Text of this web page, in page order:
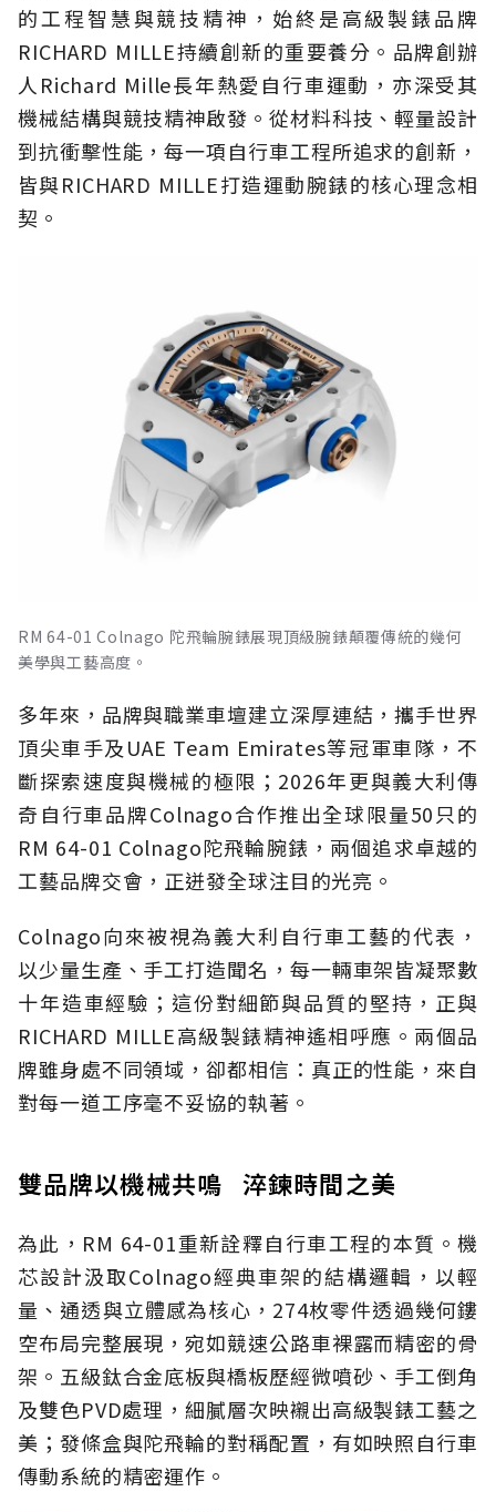
的工程智慧與競技精神，始終是高級製錶品牌
RICHARD MILLE持續創新的重要養分。品牌創辦
人Richard Mille長年熱愛自行車運動，亦深受其
機械結構與競技精神啟發。從材料科技、輕量設計
到抗衝擊性能，每一項自行車工程所追求的創新，
皆與RICHARD MILLE打造運動腕錶的核心理念相
契。
RM 64-01 Colnago 陀飛輪腕錶展現頂級腕錶顛覆傳統的幾何
美學與工藝高度。
多年來，品牌與職業車壇建立深厚連結，攜手世界
頂尖車手及UAE Team Emirates等冠軍車隊，不
斷探索速度與機械的極限；2026年更與義大利傳
奇自行車品牌Colnago合作推出全球限量50只的
RM 64-01 Colnago陀飛輪腕錶，兩個追求卓越的
工藝品牌交會，正迸發全球注目的光亮。
Colnago向來被視為義大利自行車工藝的代表，
以少量生產、手工打造聞名，每一輛車架皆凝聚數
十年造車經驗；這份對細節與品質的堅持，正與
RICHARD MILLE高級製錶精神遙相呼應。兩個品
牌雖身處不同領域，卻都相信：真正的性能，來自
對每一道工序毫不妥協的執著。
雙品牌以機械共鳴 淬鍊時間之美
為此，RM 64-01重新詮釋自行車工程的本質。機
芯設計汲取Colnago經典車架的結構邏輯，以輕
量、通透與立體感為核心，274枚零件透過幾何鏤
空布局完整展現，宛如競速公路車裸露而精密的骨
架。五級鈦合金底板與橋板歷經微噴砂、手工倒角
及雙色PVD處理，細膩層次映襯出高級製錶工藝之
美；發條盒與陀飛輪的對稱配置，有如映照自行車
傳動系統的精密運作。